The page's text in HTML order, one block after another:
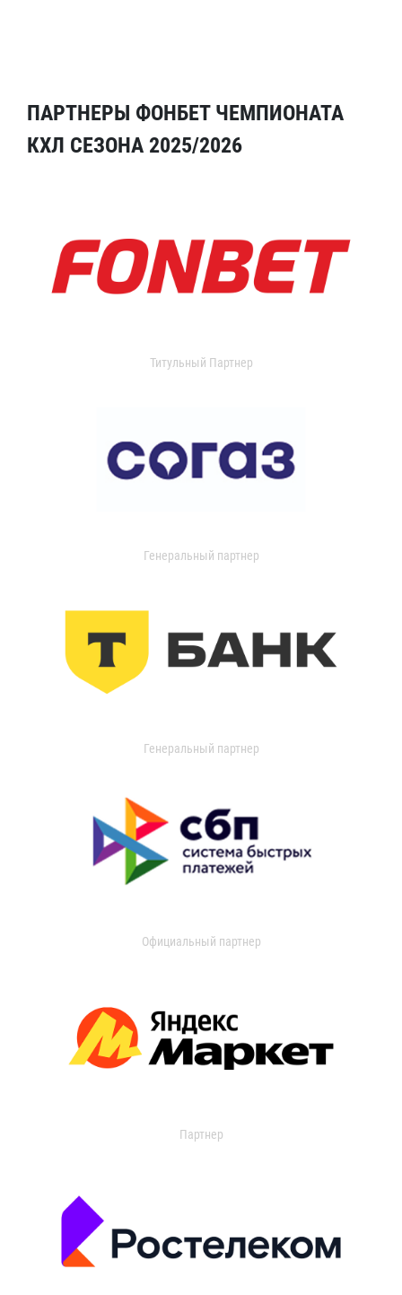
ПАРТНЕРЫ ФОНБЕТ ЧЕМПИОНАТА
КХЛ СЕЗОНА 2025/2026
Титульный Партнер
Генеральный партнер
Генеральный партнер
Официальный партнер
Партнер